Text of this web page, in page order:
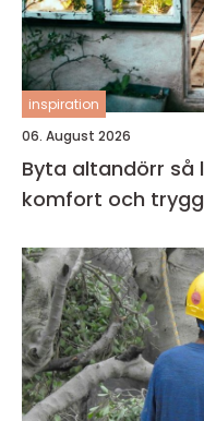
inspiration
06. August 2026
Byta altandörr så lyckas man med ljus,
komfort och